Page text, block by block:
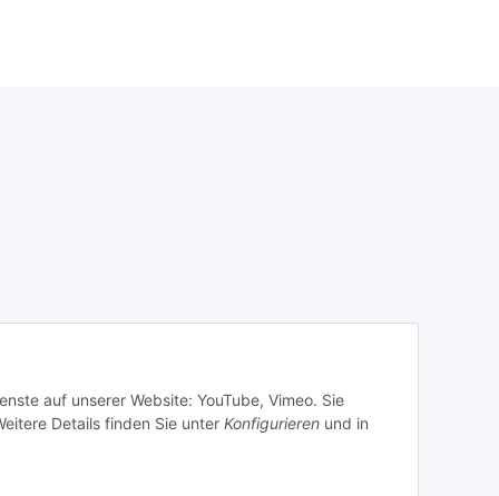
auf unserer Website: YouTube, Vimeo. Sie
Details finden Sie unter Konfigurieren und in